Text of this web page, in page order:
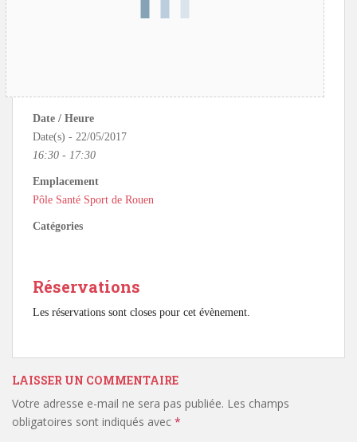
Date / Heure
Date(s) - 22/05/2017
16:30 - 17:30
Emplacement
Pôle Santé Sport de Rouen
Catégories
Réservations
Les réservations sont closes pour cet évènement.
LAISSER UN COMMENTAIRE
Votre adresse e-mail ne sera pas publiée. Les champs
obligatoires sont indiqués avec *